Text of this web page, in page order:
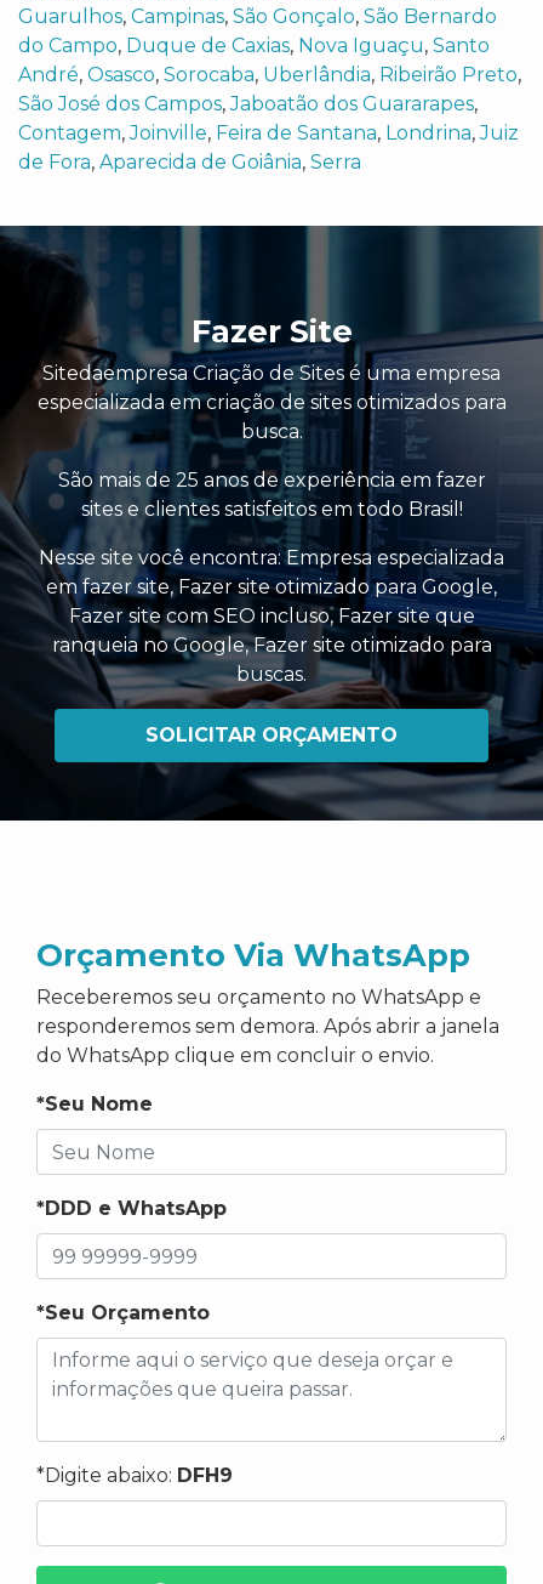
Guarulhos, Campinas, São Gonçalo, São Bernardo
do Campo, Duque de Caxias, Nova Iguaçu, Santo
André, Osasco, Sorocaba, Uberlândia, Ribeirão Preto,
São José dos Campos,Jaboatão dos Guararapes,
Contagem,Joinville, Feira de Santana, Londrina,Juiz
de Fora, Aparecida de Goiânia, Serra
Fazer Site
Sitedaempresa Criação de Sites é uma empresa
especializada em criação de sites otimizados para
busca.
São mais de 25 anos de experiência em fazer
sites e clientes satisfeitos em todo Brasil!
Nesse site você encontra:Empresa especializada
em fazer site,Fazer site otimizado para Google,
Fazer site com SEO incluso, Fazer site que
ranqueia no Google,Fazer site otimizado para
buscas.
SOLICITAR ORÇAMENTO
Orçamento Via WhatsApp
Receberemos seu orçamento no WhatsApp e
responderemos sem demora. Após abrir a janela
do WhatsApp clique em concluir o envio.
*Seu Nome
*DDD e WhatsApp
*Seu Orçamento
*Digite abaixo: DFH9